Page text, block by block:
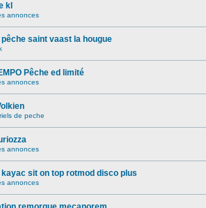
kl
annonces
saint vaast la hougue
Pêche ed limité
annonces
de peche
annonces
sit on top rotmod disco plus
annonces